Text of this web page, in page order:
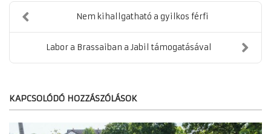
Nem kihallgatható a gyilkos férfi
Labor a Brassaiban a Jabil támogatásával
KAPCSOLÓDÓ HOZZÁSZÓLÁSOK